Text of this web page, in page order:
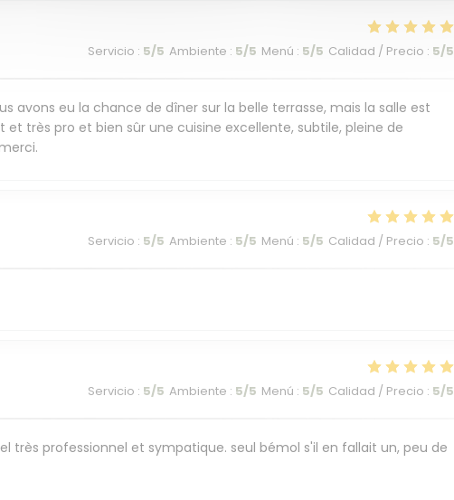
Servicio : 5/5 Ambiente : 5/5 Menú : 5/5 Calidad / Precio : 5/5
avons eu la chance de dîner sur la belle terrasse, mais la salle est
très pro et bien sûr une cuisine excellente, subtile, pleine de
Servicio : 5/5 Ambiente : 5/5 Menú : 5/5 Calidad / Precio : 5/5
Servicio : 5/5 Ambiente : 5/5 Menú : 5/5 Calidad / Precio : 5/5
très professionnel et sympatique. seul bémol s'il en fallait un, peu de